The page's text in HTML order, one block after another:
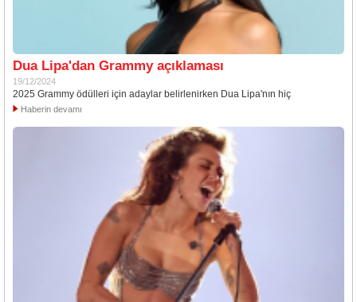
Dua Lipa'dan Grammy açıklaması
19/12/2024
2025 Grammy ödülleri için adaylar belirlenirken Dua Lipa'nın hiç
Haberin devamı